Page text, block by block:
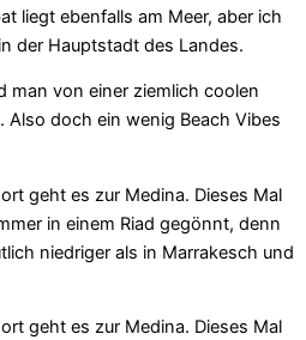
liegt ebenfalls am Meer, aber ich
der Hauptstadt des Landes.
man von einer ziemlich coolen
Also doch ein wenig Beach Vibes
geht es zur Medina. Dieses Mal
in einem Riad gegönnt, denn
niedriger als in Marrakesch und
geht es zur Medina. Dieses Mal